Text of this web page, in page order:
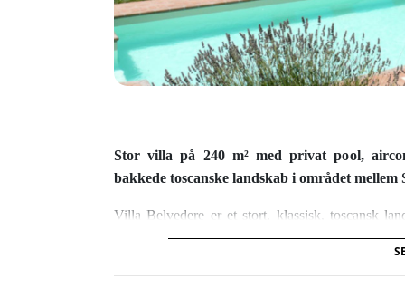
Stor villa på 240 m² med privat pool,
bakkede toscanske landskab i området mellem
Villa Belvedere er et stort, klassisk, toscansk
traditionelle byggestil tydeligt fremstår med
med en god blanding af antikke og nye møbler.